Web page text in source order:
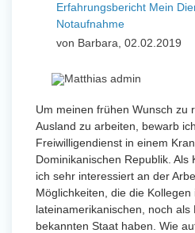
Erfahrungsbericht Mein
Notaufnahme
von Barbara, 02.02.2019
Um meinen frühen Wunsch zu
Ausland zu arbeiten, bewarb
Freiwilligendienst in einem
Dominikanischen Republik. Als
ich sehr interessiert an der
Möglichkeiten, die die Kollegen
lateinamerikanischen, noch als
bekannten Staat haben. Wie